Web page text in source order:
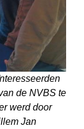
de NVBS te
werd door
Jan